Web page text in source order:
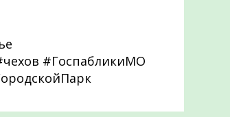
#ГоспабликиМО